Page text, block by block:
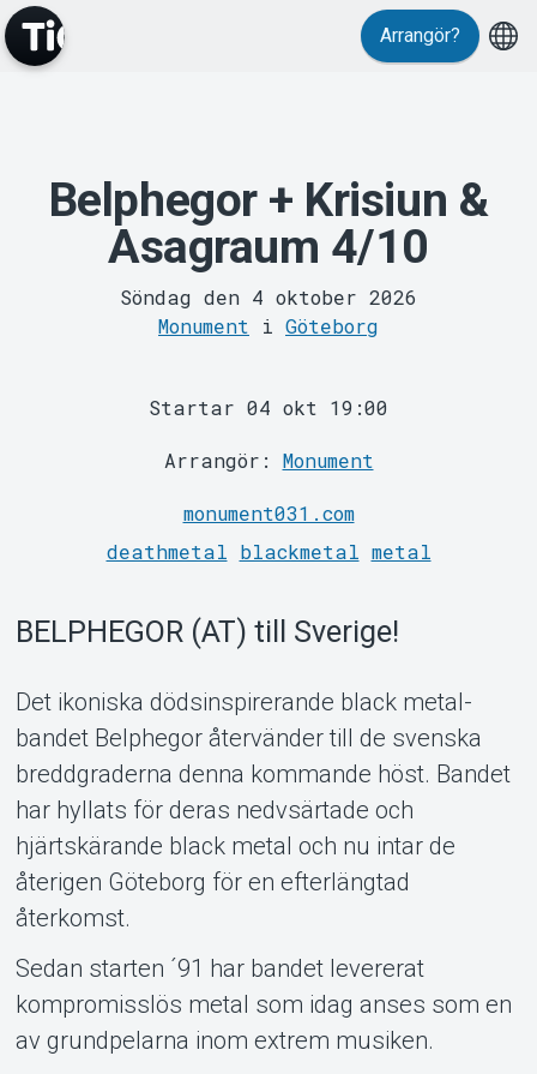
Evenemang
MyTickster
Support
Om Tickster
Arrangör?
Belphegor + Krisiun &
Asagraum 4/10
Söndag den 4 oktober 2026
Monument i Göteborg
Startar 04 okt 19:00
Arrangör: Monument
monument031.com
deathmetal blackmetal metal
BELPHEGOR (AT) till Sverige!
Det ikoniska dödsinspirerande black metal-
bandet Belphegor återvänder till de svenska
breddgraderna denna kommande höst. Bandet
har hyllats för deras nedvsärtade och
hjärtskärande black metal och nu intar de
återigen Göteborg för en efterlängtad
återkomst.
Sedan starten ´91 har bandet levererat
kompromisslös metal som idag anses som en
av grundpelarna inom extrem musiken.